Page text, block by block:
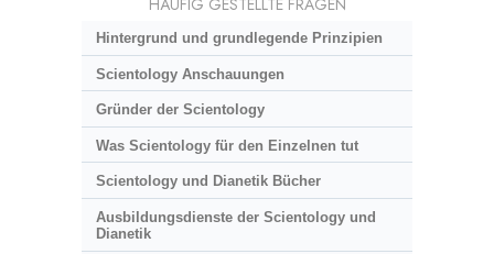
HÄUFIG GESTELLTE FRAGEN
Hintergrund und grundlegende Prinzipien
Scientology Anschauungen
Gründer der Scientology
Was Scientology für den Einzelnen tut
Scientology und Dianetik Bücher
Ausbildungsdienste der Scientology und
Dianetik